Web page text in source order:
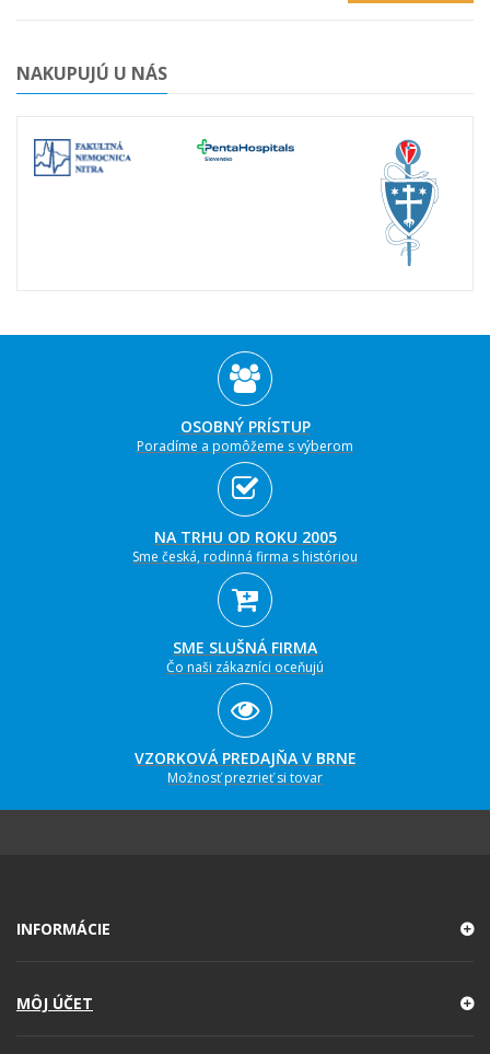
NAKUPUJÚ U NÁS
OSOBNÝ PRÍSTUP
Poradíme a pomôžeme s výberom
NA TRHU OD ROKU 2005
Sme česká, rodinná firma s históriou
SME SLUŠNÁ FIRMA
Čo naši zákazníci oceňujú
VZORKOVÁ PREDAJŇA V BRNE
Možnosť prezrieť si tovar
INFORMÁCIE
MÔJ ÚČET